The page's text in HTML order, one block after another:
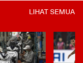
LIHAT SEMUA